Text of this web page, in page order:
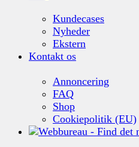
Kundecases
Nyheder
Ekstern
Kontakt os
Annoncering
FAQ
Shop
Cookiepolitik (EU)